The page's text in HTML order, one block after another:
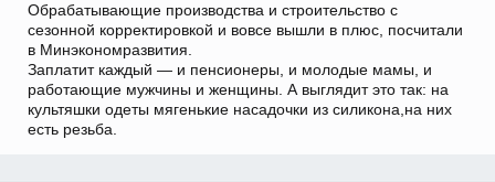
Обрабатывающие производства и строительство с
сезонной корректировкой и вовсе вышли в плюс, посчитали
в Минэкономразвития.
Заплатит каждый — и пенсионеры, и молодые мамы, и
работающие мужчины и женщины. А выглядит это так: на
культяшки одеты мягенькие насадочки из силикона,на них
есть резьба.